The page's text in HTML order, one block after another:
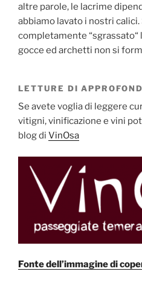
altre parole, le lacrime
abbiamo lavato i nostri calici.
completamente
gocce ed archetti non si
LETTURE DI
Se avete voglia di leggere
vitigni, vinificazione e vini
blog di VinOsa
Fonte dell’immagine di